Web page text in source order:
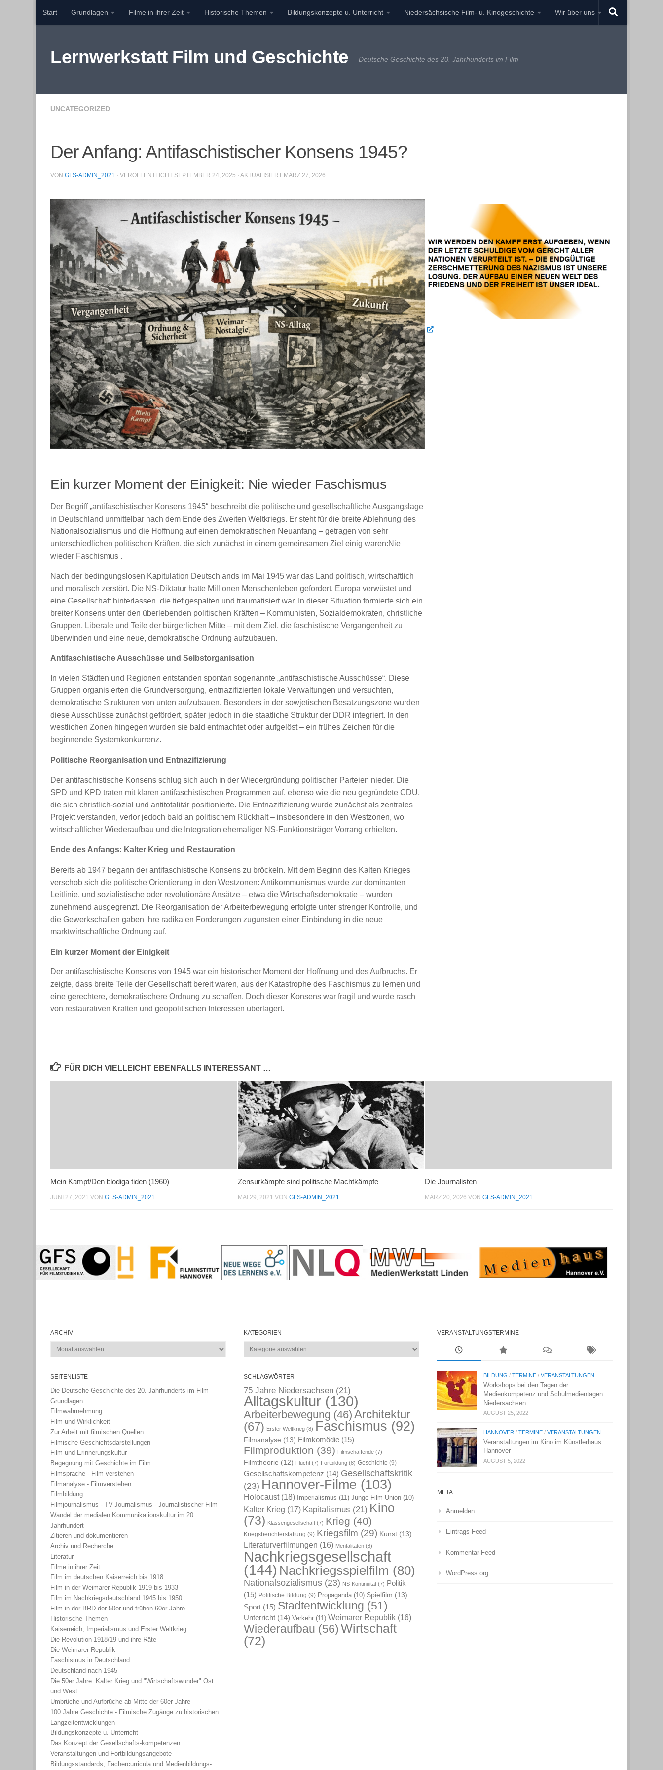
Zum Inhalt springen
Start Grundlagen Filme in ihrer Zeit Historische Themen Bildungskonzepte u. Unterricht Niedersächsische Film- u. Kinogeschichte Wir über uns
Lernwerkstatt Film und Geschichte Deutsche Geschichte des 20. Jahrhunderts im Film
UNCATEGORIZED
Der Anfang: Antifaschistischer Konsens 1945?
VON GFS-ADMIN_2021 · VERÖFFENTLICHT SEPTEMBER 24, 2025 · AKTUALISIERT MÄRZ 27, 2026
Ein kurzer Moment der Einigkeit: Nie wieder Faschismus
Der Begriff „antifaschistischer Konsens 1945“ beschreibt die politische und gesellschaftliche Ausgangslage
in Deutschland unmittelbar nach dem Ende des Zweiten Weltkriegs. Er steht für die breite Ablehnung des
Nationalsozialismus und die Hoffnung auf einen demokratischen Neuanfang – getragen von sehr
unterschiedlichen politischen Kräften, die sich zunächst in einem gemeinsamen Ziel einig waren:Nie
wieder Faschismus .
Nach der bedingungslosen Kapitulation Deutschlands im Mai 1945 war das Land politisch, wirtschaftlich
und moralisch zerstört. Die NS-Diktatur hatte Millionen Menschenleben gefordert, Europa verwüstet und
eine Gesellschaft hinterlassen, die tief gespalten und traumatisiert war. In dieser Situation formierte sich ein
breiter Konsens unter den überlebenden politischen Kräften – Kommunisten, Sozialdemokraten, christliche
Gruppen, Liberale und Teile der bürgerlichen Mitte – mit dem Ziel, die faschistische Vergangenheit zu
überwinden und eine neue, demokratische Ordnung aufzubauen.
Antifaschistische Ausschüsse und Selbstorganisation
In vielen Städten und Regionen entstanden spontan sogenannte „antifaschistische Ausschüsse“. Diese
Gruppen organisierten die Grundversorgung, entnazifizierten lokale Verwaltungen und versuchten,
demokratische Strukturen von unten aufzubauen. Besonders in der sowjetischen Besatzungszone wurden
diese Ausschüsse zunächst gefördert, später jedoch in die staatliche Struktur der DDR integriert. In den
westlichen Zonen hingegen wurden sie bald entmachtet oder aufgelöst – ein frühes Zeichen für die
beginnende Systemkonkurrenz.
Politische Reorganisation und Entnazifizierung
Der antifaschistische Konsens schlug sich auch in der Wiedergründung politischer Parteien nieder. Die
SPD und KPD traten mit klaren antifaschistischen Programmen auf, ebenso wie die neu gegründete CDU,
die sich christlich-sozial und antitotalitär positionierte. Die Entnazifizierung wurde zunächst als zentrales
Projekt verstanden, verlor jedoch bald an politischem Rückhalt – insbesondere in den Westzonen, wo
wirtschaftlicher Wiederaufbau und die Integration ehemaliger NS-Funktionsträger Vorrang erhielten.
Ende des Anfangs: Kalter Krieg und Restauration
Bereits ab 1947 begann der antifaschistische Konsens zu bröckeln. Mit dem Beginn des Kalten Krieges
verschob sich die politische Orientierung in den Westzonen: Antikommunismus wurde zur dominanten
Leitlinie, und sozialistische oder revolutionäre Ansätze – etwa die Wirtschaftsdemokratie – wurden
zunehmend ausgegrenzt. Die Reorganisation der Arbeiterbewegung erfolgte unter strenger Kontrolle, und
die Gewerkschaften gaben ihre radikalen Forderungen zugunsten einer Einbindung in die neue
marktwirtschaftliche Ordnung auf.
Ein kurzer Moment der Einigkeit
Der antifaschistische Konsens von 1945 war ein historischer Moment der Hoffnung und des Aufbruchs. Er
zeigte, dass breite Teile der Gesellschaft bereit waren, aus der Katastrophe des Faschismus zu lernen und
eine gerechtere, demokratischere Ordnung zu schaffen. Doch dieser Konsens war fragil und wurde rasch
von restaurativen Kräften und geopolitischen Interessen überlagert.
FÜR DICH VIELLEICHT EBENFALLS INTERESSANT …
Mein Kampf/Den blodiga tiden (1960)
JUNI 27, 2021 VON GFS-ADMIN_2021
Zensurkämpfe sind politische Machtkämpfe
MAI 29, 2021 VON GFS-ADMIN_2021
Die Journalisten
MÄRZ 20, 2026 VONGFS-ADMIN_2021
ARCHIV
Archiv
SEITENLISTE
Die Deutsche Geschichte des 20. Jahrhunderts im Film
Grundlagen
Filmwahrnehmung
Film und Wirklichkeit
Zur Arbeit mit filmischen Quellen
Filmische Geschichtsdarstellungen
Film und Erinnerungskultur
Begegnung mit Geschichte im Film
Filmsprache - Film verstehen
Filmanalyse - Filmverstehen
Filmbildung
Filmjournalismus - TV-Journalismus - Journalistischer Film
Wandel der medialen Kommunikationskultur im 20.
Jahrhundert
Zitieren und dokumentieren
Archiv und Recherche
Literatur
Filme in ihrer Zeit
Film im deutschen Kaiserreich bis 1918
Film in der Weimarer Republik 1919 bis 1933
Film im Nachkriegsdeutschland 1945 bis 1950
Film in der BRD der 50er und frühen 60er Jahre
Historische Themen
Kaiserreich, Imperialismus und Erster Weltkrieg
Die Revolution 1918/19 und ihre Räte
Die Weimarer Republik
Faschismus in Deutschland
Deutschland nach 1945
Die 50er Jahre: Kalter Krieg und "Wirtschaftswunder" Ost
und West
Umbrüche und Aufbrüche ab Mitte der 60er Jahre
100 Jahre Geschichte - Filmische Zugänge zu historischen
Langzeitentwicklungen
Bildungskonzepte u. Unterricht
Das Konzept der Gesellschafts-kompetenzen
Veranstaltungen und Fortbildungsangebote
Bildungsstandards, Fächercurricula und Medienbildungs-
KATEGORIEN
Kategorien
SCHLAGWÖRTER
75 Jahre Niedersachsen (21)
Alltagskultur (130)
Arbeiterbewegung (46) Architektur
(67) Erster Weltkrieg (8) Faschismus (92)
Filmanalyse (13) Filmkomödie (15)
Filmproduktion (39) Filmschaffende (7)
Filmtheorie (12) Flucht (7) Fortbildung (8) Geschichte (9)
Gesellschaftskompetenz (14) Gesellschaftskritik
(23) Hannover-Filme (103)
Holocaust(18) Imperialismus (11) Junge Film-Union (10)
Kalter Krieg (17) Kapitalismus (21) Kino
(73) Klassengesellschaft (7) Krieg (40)
Kriegsberichterstattung (9) Kriegsfilm (29) Kunst (13)
Literaturverfilmungen (16) Mentalitäten (8)
Nachkriegsgesellschaft
(144) Nachkriegsspielfilm (80)
Nationalsozialismus (23) NS-Kontinuität (7) Politik
(15) Politische Bildung (9) Propaganda (10) Spielfilm (13)
Sport (15) Stadtentwicklung (51)
Unterricht (14) Verkehr (11) Weimarer Republik (16)
Wiederaufbau (56)Wirtschaft
(72)
VERANSTALTUNGSTERMINE
BILDUNG /TERMINE /VERANSTALTUNGEN
Workshops bei den Tagen der
Medienkompetenz und Schulmedientagen
Niedersachsen
AUGUST 25, 2022
HANNOVER /TERMINE /VERANSTALTUNGEN
Veranstaltungen im Kino im Künstlerhaus
Hannover
AUGUST 5, 2022
META
Anmelden
Eintrags-Feed
Kommentar-Feed
WordPress.org